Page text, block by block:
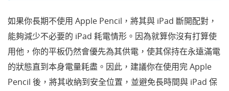
如果你長期不使用 Apple Pencil，將其與 iPad 斷開配對，
能夠減少不必要的 iPad 耗電情形。因為就算你沒有打算使
用他，你的平板仍然會優先為其供電，使其保持在永遠滿電
的狀態直到本身電量耗盡。因此，建議你在使用完 Apple
Pencil 後，將其收納到安全位置，並避免長時間與 iPad 保